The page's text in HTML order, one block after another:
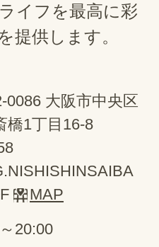
イフを最高に彩
提供します。
0086 大阪市中央区
橋1丁目16-8
MAP
20:00